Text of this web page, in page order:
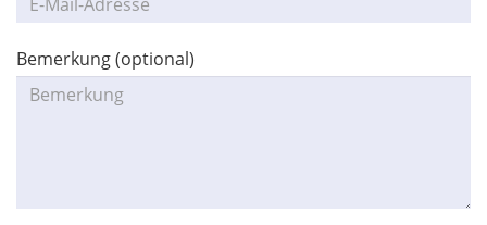
Bemerkung (optional)